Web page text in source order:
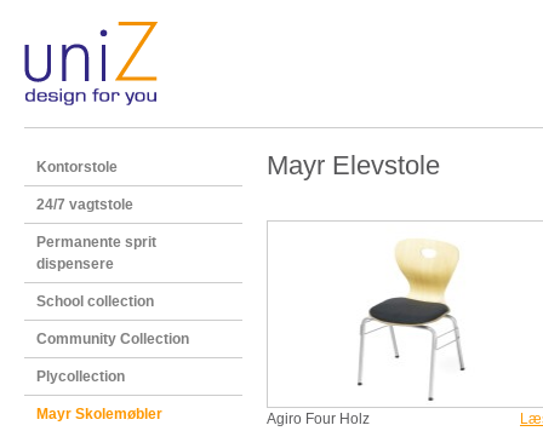
Kontorstole
24/7 vagtstole
Permanente sprit
dispensere
School collection
Community Collection
Plycollection
Mayr Skolemøbler
Mayr Elevstole
Agiro Four Holz